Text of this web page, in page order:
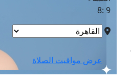
9 :8
عرض مواقيت الصلاة